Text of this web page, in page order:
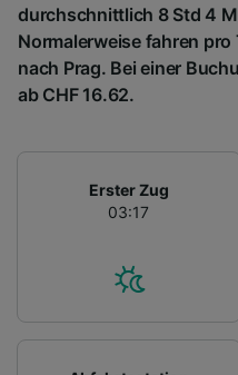
durchschnittlich 8 Std 4
Normalerweise fahren
nach Prag. Bei einer
ab CHF 16.62.
Erster Zug
03:17